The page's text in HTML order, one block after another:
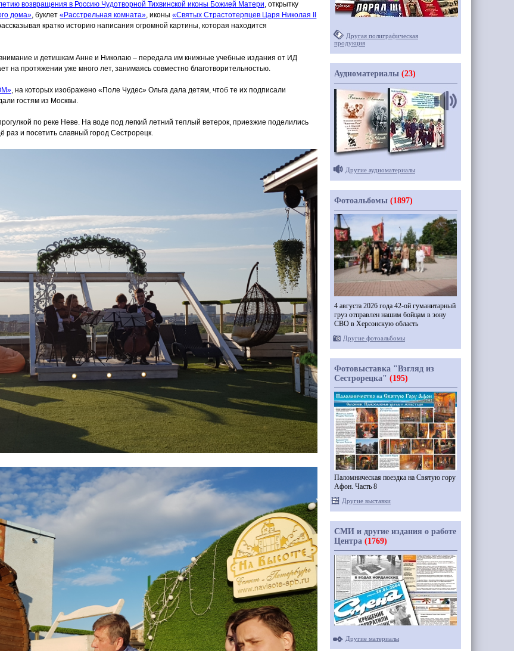
возвращения в Россию Чудотворной Тихвинской иконы Божией Матери, открытку
дома», буклет «Расстрельная комната», иконы «Святых Страстотерпцев Царя Николая II
кратко историю написания огромной картины, которая находится
и детишкам Анне и Николаю – передала им книжные учебные издания от ИД
на протяжении уже много лет, занимаясь совместно благотворительностью.
, на которых изображено «Поле Чудес» Ольга дала детям, чтоб те их подписали
гостям из Москвы.
по реке Неве. На воде под легкий летний теплый ветерок, приезжие поделились
раз и посетить славный город Сестрорецк.
Другая полиграфическая
продукция
Аудиоматериалы (23)
Другие аудиоматериалы
Фотоальбомы (1897)
4 августа 2026 года 42-ой гуманитарный
груз отправлен нашим бойцам в зону
СВО в Херсонскую область
Другие фотоальбомы
Фотовыставка "Взгляд из
Сестрорецка" (195)
Паломническая поездка на Святую гору
Афон. Часть 8
Другие выставки
СМИ и другие издания о работе
Центра (1769)
Другие материалы